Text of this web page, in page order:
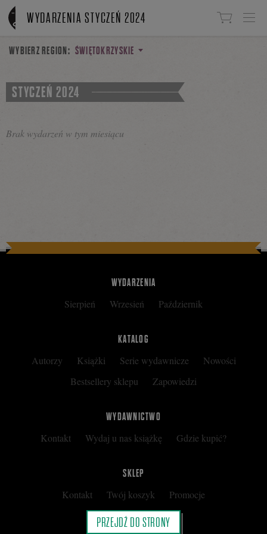
Linki do przejścia
WYDARZENIA STYCZEŃ 2024
WYBIERZ REGION: ŚWIĘTOKRZYSKIE
STYCZEŃ 2024
Brak wydarzeń w tym miesiącu
WYDARZENIA
Sierpień Wrzesień Październik
KATALOG
Autorzy Książki Serie wydawnicze
Nowości
Bestsellery sklepu
Zapowiedzi
WYDAWNICTWO
Kontakt Wydaj u nas książkę Gdzie kupić?
SKLEP
Kontakt Twój koszyk
Promocje
Kup kartę podarunkową
Nota prawna
PRZEJDŹ DO STRONY